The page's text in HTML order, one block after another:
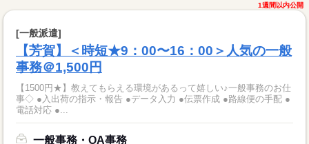
1週間以内公開
[一般派遣]
【芳賀】＜時短★9：00〜16：00＞人気の一般
事務＠1,500円
【1500円★】教えてもらえる環境があるって嬉しい♪一般事務のお仕
事◇ ●入出荷の指示・報告 ●データ入力 ●伝票作成 ●路線便の手配 ●
電話対応 ●...
一般事務・OA事務